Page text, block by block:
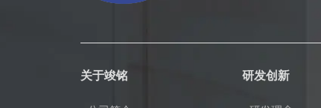
关于竣铭 研发创新